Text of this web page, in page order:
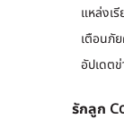
แหล่งเ
เตือนภั
อัปเดต
รักลูก